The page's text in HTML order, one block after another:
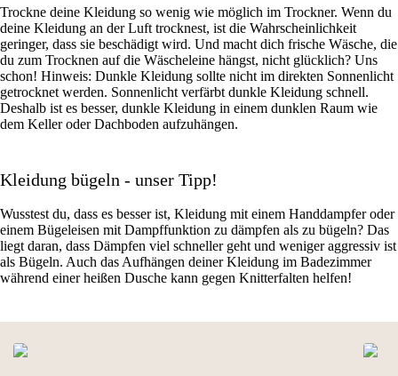
Trockne deine Kleidung so wenig wie möglich im Trockner. Wenn du
deine Kleidung an der Luft trocknest, ist die Wahrscheinlichkeit
geringer, dass sie beschädigt wird. Und macht dich frische Wäsche, die
du zum Trocknen auf die Wäscheleine hängst, nicht glücklich? Uns
schon! Hinweis: Dunkle Kleidung sollte nicht im direkten Sonnenlicht
getrocknet werden. Sonnenlicht verfärbt dunkle Kleidung schnell.
Deshalb ist es besser, dunkle Kleidung in einem dunklen Raum wie
dem Keller oder Dachboden aufzuhängen.
Kleidung bügeln - unser Tipp!
Wusstest du, dass es besser ist, Kleidung mit einem Handdampfer oder
einem Bügeleisen mit Dampffunktion zu dämpfen als zu bügeln? Das
liegt daran, dass Dämpfen viel schneller geht und weniger aggressiv ist
als Bügeln. Auch das Aufhängen deiner Kleidung im Badezimmer
während einer heißen Dusche kann gegen Knitterfalten helfen!